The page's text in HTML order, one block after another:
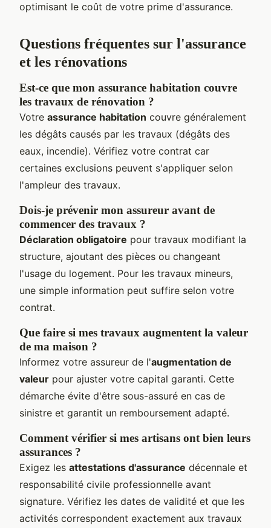
optimisant le coût de votre prime d'assurance.
Questions fréquentes sur l'assurance
et les rénovations
Est-ce que mon assurance habitation couvre
les travaux de rénovation ?
Votre assurance habitation couvre généralement
les dégâts causés par les travaux (dégâts des
eaux, incendie). Vérifiez votre contrat car
certaines exclusions peuvent s'appliquer selon
l'ampleur des travaux.
Dois-je prévenir mon assureur avant de
commencer des travaux ?
Déclaration obligatoire pour travaux modifiant la
structure, ajoutant des pièces ou changeant
l'usage du logement. Pour les travaux mineurs,
une simple information peut suffire selon votre
contrat.
Que faire si mes travaux augmentent la valeur
de ma maison ?
Informez votre assureur de l'augmentation de
valeur pour ajuster votre capital garanti. Cette
démarche évite d'être sous-assuré en cas de
sinistre et garantit un remboursement adapté.
Comment vérifier si mes artisans ont bien leurs
assurances ?
Exigez les attestations d'assurance décennale et
responsabilité civile professionnelle avant
signature. Vérifiez les dates de validité et que les
activités correspondent exactement aux travaux